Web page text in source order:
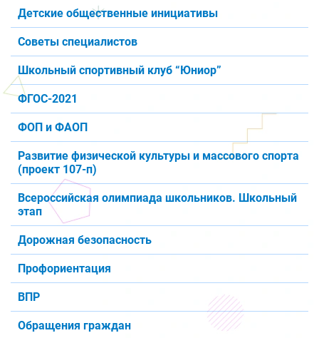
Детские общественные инициативы
Советы специалистов
Школьный спортивный клуб “Юниор”
ФГОС-2021
ФОП и ФАОП
Развитие физической культуры и массового спорта
(проект 107-п)
Всероссийская олимпиада школьников. Школьный
этап
Дорожная безопасность
Профориентация
ВПР
Обращения граждан